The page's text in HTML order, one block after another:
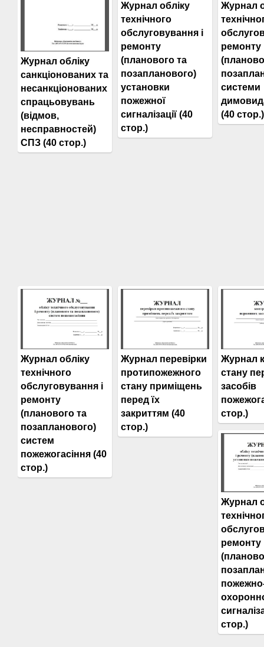
Журнал обліку
санкціонованих та
несанкціонованих
спрацьовувань
(відмов,
несправностей)
СПЗ (40 стор.)
Журнал обліку
технічного
обслуговування і
ремонту
(планового та
позапланового)
установки
пожежної
сигналізації (40
стор.)
Журнал
ремонту
системи
(40 стор.)
Журнал обліку
технічного
обслуговування і
ремонту
(планового та
позапланового)
систем
пожежогасіння (40
стор.)
Журнал перевірки
протипожежного
стану приміщень
перед їх
закриттям (40
стор.)
Журнал
стану
засобів
стор.)
Журнал
ремонту
стор.)